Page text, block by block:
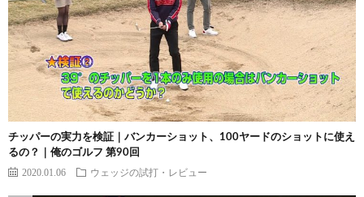
チッパーの実力を検証｜バンカーショット、100ヤードのショットに使え
るの？｜俺のゴルフ 第90回
2020.01.06 ウェッジの試打・レビュー